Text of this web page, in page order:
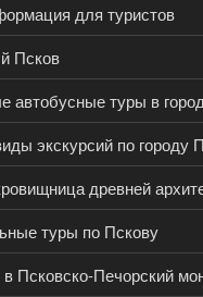
для туристов
Псков
автобусные туры в
экскурсий по городу
древней
туры по Пскову
Псковско-Печорский